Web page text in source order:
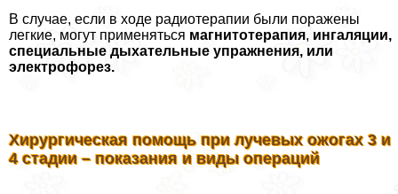
В случае, если в ходе радиотерапии были поражены
легкие, могут применяться магнитотерапия, ингаляции,
специальные дыхательные упражнения, или
электрофорез.
Хирургическая помощь при лучевых ожогах 3 и
4 стадии – показания и виды операций